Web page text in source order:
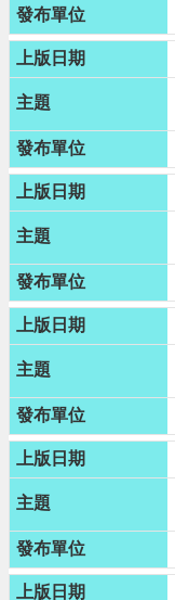
公
告
生
活
便
民
資
訊
機
關
通
訊
錄
相
關
資
回
首
頁